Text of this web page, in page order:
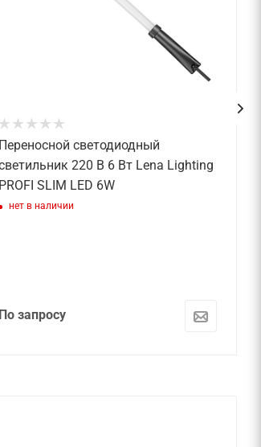
Переносной светодиодный
220 В 6 Вт Lena Lighting
PROFI SLIM LED 6W
нет в наличии
По запросу